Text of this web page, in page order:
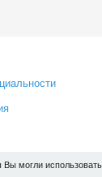
могли